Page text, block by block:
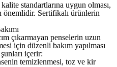
standartlarına uygun olması,
Sertifikalı ürünlerin
çıkarmayan penselerin uzun
için düzenli bakım yapılması
içerir:
temizlenmesi, toz ve kir